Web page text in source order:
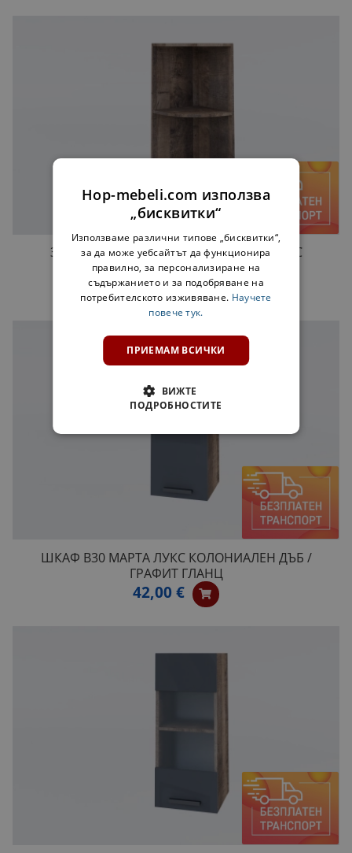
ЗАОБЛЕНА ЕТАЖЕРКА B30K3 МАРТА ЛУКС
КОЛОНИАЛЕН ДЪБ
22,00 €
ШКАФ B30 МАРТА ЛУКС КОЛОНИАЛЕН ДЪБ /
ГРАФИТ ГЛАНЦ
42,00 €
Hop-mebeli.com използва
„бисквитки“
Използваме различни типове „бисквитки“,
за да може уебсайтът да функционира
правилно, за персонализиране на
съдържанието и за подобряване на
потребителското изживяване. Научете
повече тук.
ПРИЕМАМ ВСИЧКИ
ВИЖТЕ
ПОДРОБНОСТИТЕ